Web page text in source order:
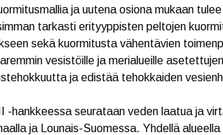
ja uutena osiona mukaan
tarkasti erityyppisten peltojen
sekä kuormitusta vähentävien
vesistöille ja merialueille
ja edistää tehokkaiden
-hankkeessa seurataan veden laatua ja
ja Lounais-Suomessa. Yhdellä